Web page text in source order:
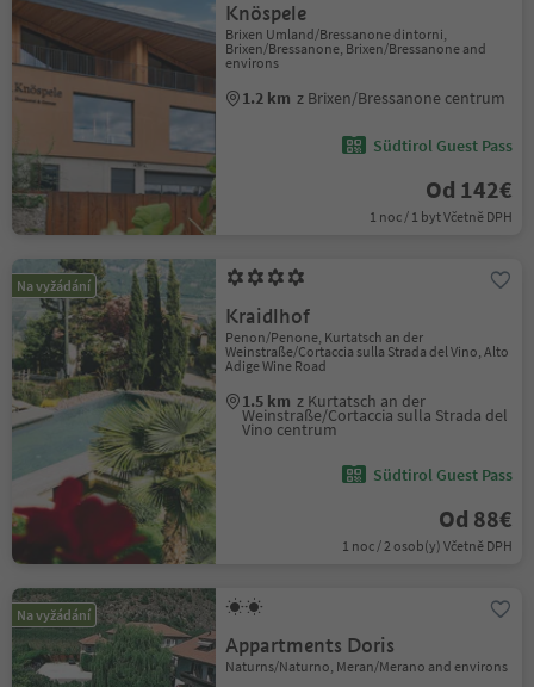
Knöspele
Brixen Umland/Bressanone dintorni,
Brixen/Bressanone, Brixen/Bressanone and
environs
1.2 km z Brixen/Bressanone centrum
Südtirol Guest Pass
Od 142€
1 noc / 1 byt Včetně DPH
Na vyžádání
Kraidlhof
Penon/Penone, Kurtatsch an der
Weinstraße/Cortaccia sulla Strada del Vino, Alto
Adige Wine Road
1.5 km z Kurtatsch an der
Weinstraße/Cortaccia sulla Strada del
Vino centrum
Südtirol Guest Pass
Od 88€
1 noc / 2 osob(y) Včetně DPH
Na vyžádání
Appartments Doris
Naturns/Naturno, Meran/Merano and environs